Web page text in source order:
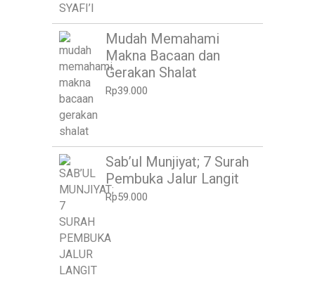
Mudah Memahami
Makna Bacaan dan
Gerakan Shalat
Rp39.000
Sab’ul Munjiyat; 7 Surah
Pembuka Jalur Langit
Rp59.000